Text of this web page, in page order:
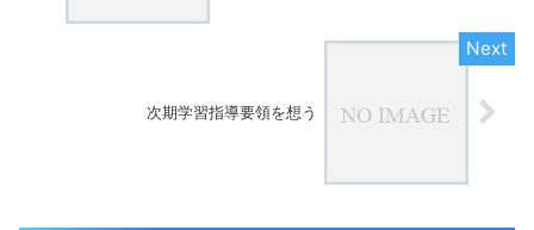
次期学習指導要領を想う